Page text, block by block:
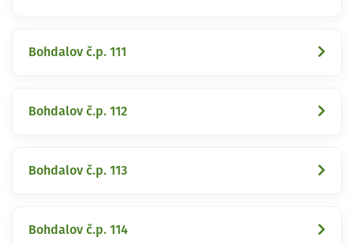
Bohdalov č.p. 111
Bohdalov č.p. 112
Bohdalov č.p. 113
Bohdalov č.p. 114